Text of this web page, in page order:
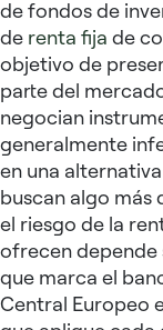
de fondos de
de renta fija de
objetivo de
parte del
negocian
generalmente
en una
buscan algo más
el riesgo de la
ofrecen depende
que marca el
Central Europeo